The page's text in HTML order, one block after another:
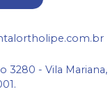
3280 - Vila